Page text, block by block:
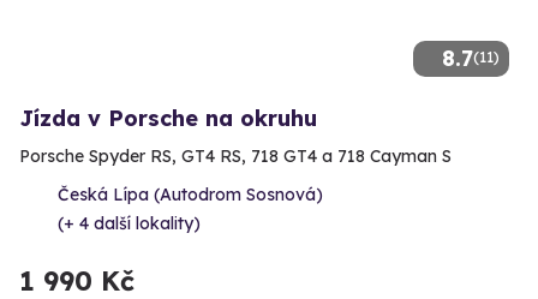
8.7(11)
Jízda v Porsche na okruhu
Porsche Spyder RS, GT4 RS, 718 GT4 a 718 Cayman S
Česká Lípa (Autodrom Sosnová)
(+ 4 další lokality)
1 990 Kč